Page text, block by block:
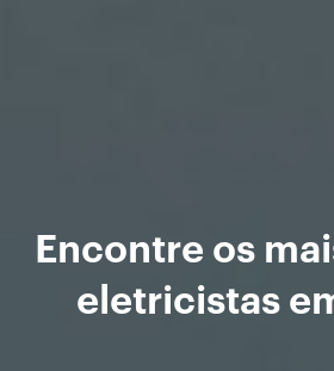
Encontre os
eletricistas